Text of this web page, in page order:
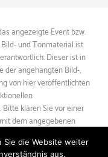
angezeigte Event bzw.
und Tonmaterial ist
Dieser ist in
der angehängten Bild-,
von hier veröffentlichten
klären Sie vor einer
dem angegebenen
Sie die Website weiter
aus.